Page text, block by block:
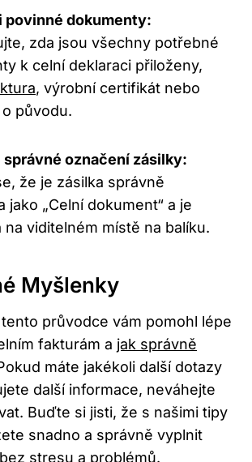
povinné dokumenty:
zda jsou všechny potřebné
k celní deklaraci přiloženy,
, výrobní certifikát nebo
původu.
označení zásilky:
že je zásilka správně
jako „Celní dokument“ a je
na viditelném místě na balíku.
Myšlenky
průvodce vám pomohl lépe
fakturám a jak správně
máte jakékoli další dotazy
další informace, neváhejte
Buďte si jisti, že s našimi tipy
snadno a správně vyplnit
stresu a problémů.